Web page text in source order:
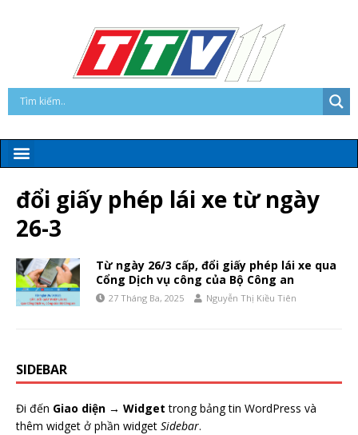
đổi giấy phép lái xe từ ngày
26-3
Từ ngày 26/3 cấp, đổi giấy phép lái xe qua
Cổng Dịch vụ công của Bộ Công an
27 Tháng Ba, 2025 Nguyễn Thị Kiều Tiên
SIDEBAR
Đi đến Giao diện → Widget trong bảng tin WordPress và
thêm widget ở phần widget Sidebar.